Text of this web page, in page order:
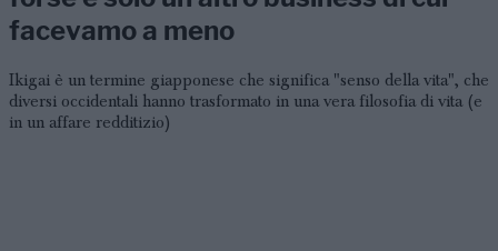
facevamo a meno
Ikigai è un termine giapponese che significa "senso della vita", che
diversi occidentali hanno trasformato in una vera filosofia di vita (e
in un affare redditizio)